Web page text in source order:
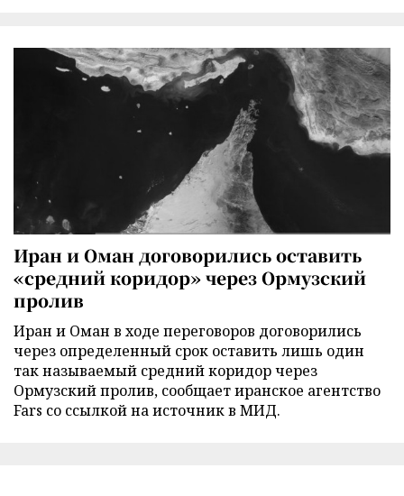
Иран и Оман договорились оставить
«средний коридор» через Ормузский
пролив
Иран и Оман в ходе переговоров договорились
через определенный срок оставить лишь один
так называемый средний коридор через
Ормузский пролив, сообщает иранское агентство
Fars со ссылкой на источник в МИД.